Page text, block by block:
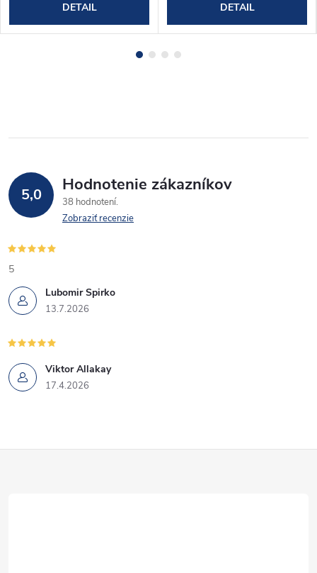
DETAIL DETAIL
5,0 Hodnotenie zákazníkov
38 hodnotení
Zobraziť recenzie
Lubomir Spirko
13.7.2026
5
Viktor Allakay
17.4.2026